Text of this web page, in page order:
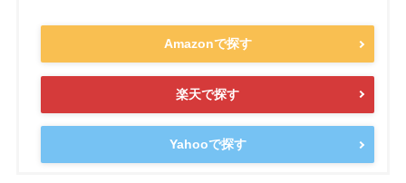
Amazonで探す
楽天で探す
Yahooで探す